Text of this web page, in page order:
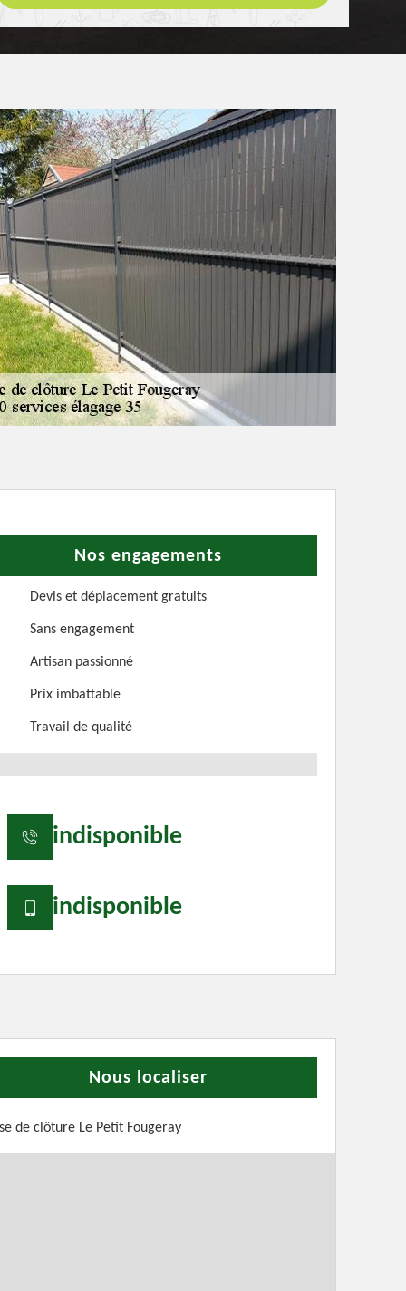
Nos engagements
Devis et déplacement gratuits
Sans engagement
Artisan passionné
Prix imbattable
Travail de qualité
indisponible
indisponible
Nous localiser
de clôture Le Petit Fougeray